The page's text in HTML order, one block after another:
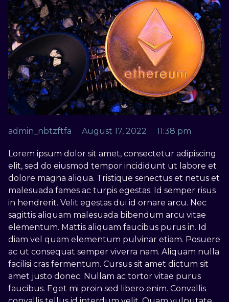
admin_nbtzftfa August 17, 2022 11:38 pm
Lorem ipsum dolor sit amet, consectetur adipiscing
elit, sed do eiusmod tempor incididunt ut labore et
dolore magna aliqua. Tristique senectus et netus et
malesuada fames ac turpis egestas. Id semper risus
in hendrerit. Velit egestas dui id ornare arcu. Nec
sagittis aliquam malesuada bibendum arcu vitae
elementum. Mattis aliquam faucibus purus in. Id
diam vel quam elementum pulvinar etiam. Posuere
ac ut consequat semper viverra nam. Aliquam nulla
facilisi cras fermentum. Cursus sit amet dictum sit
amet justo donec. Nullam ac tortor vitae purus
faucibus. Eget mi proin sed libero enim. Convallis